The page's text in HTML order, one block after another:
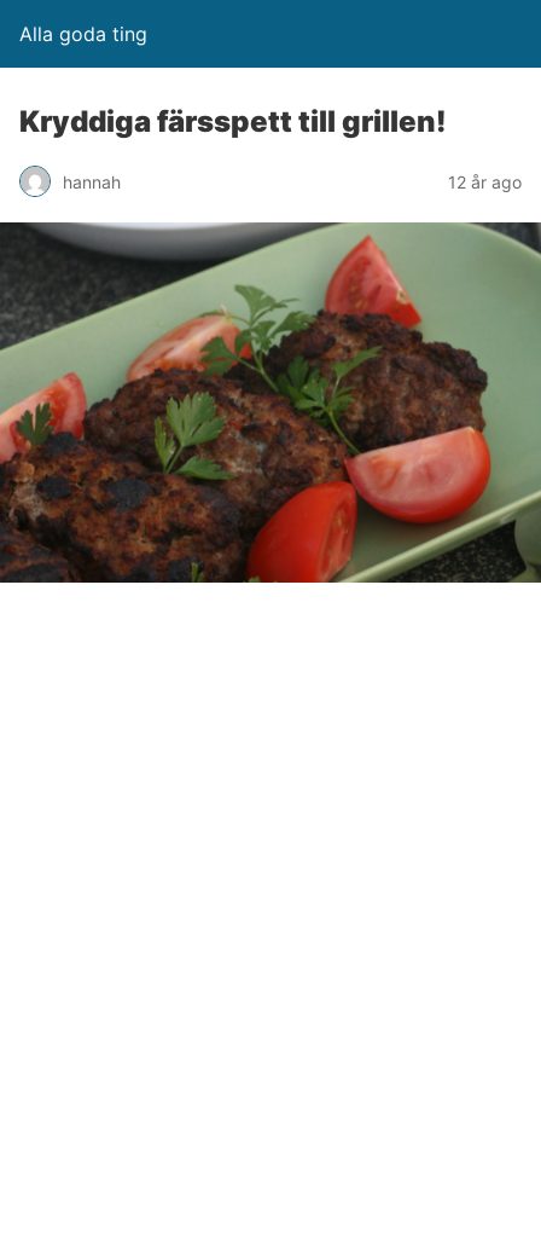
Alla goda ting
Kryddiga färsspett till grillen!
hannah 12 år ago